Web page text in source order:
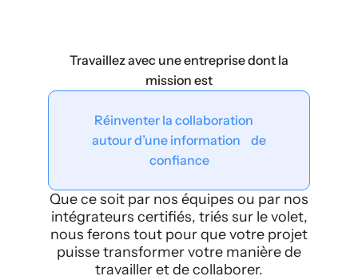
Travaillez avec une entreprise dont la
mission est
Réinventer la collaboration
autour d’une information de
confiance
Que ce soit par nos équipes ou par nos
intégrateurs certifiés, triés sur le volet,
nous ferons tout pour que votre projet
puisse transformer votre manière de
travailler et de collaborer.